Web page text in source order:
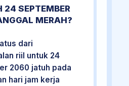
24 SEPTEMBER
MERAH?
dari
riil untuk 24
2060 jatuh pada
hari jam kerja